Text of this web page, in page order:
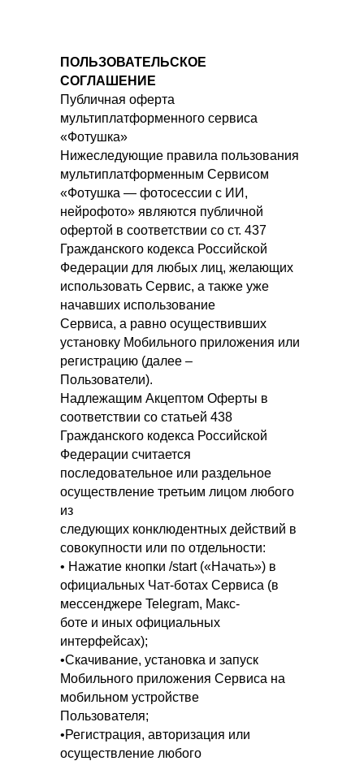
ПОЛЬЗОВАТЕЛЬСКОЕ
СОГЛАШЕНИЕ
Публичная оферта
мультиплатформенного сервиса
«Фотушка»
Нижеследующие правила пользования
мультиплатформенным Сервисом
«Фотушка — фотосессии с ИИ,
нейрофото» являются публичной
офертой в соответствии со ст. 437
Гражданского кодекса Российской
Федерации для любых лиц, желающих
использовать Сервис, а также уже
начавших использование
Сервиса, а равно осуществивших
установку Мобильного приложения или
регистрацию (далее –
Пользователи).
Надлежащим Акцептом Оферты в
соответствии со статьей 438
Гражданского кодекса Российской
Федерации считается
последовательное или раздельное
осуществление третьим лицом любого
из
следующих конклюдентных действий в
совокупности или по отдельности:
• Нажатие кнопки /start («Начать») в
официальных Чат-ботах Сервиса (в
мессенджере Telegram, Макс-
боте и иных официальных
интерфейсах);
•Скачивание, установка и запуск
Мобильного приложения Сервиса на
мобильном устройстве
Пользователя;
•Регистрация, авторизация или
осуществление любого